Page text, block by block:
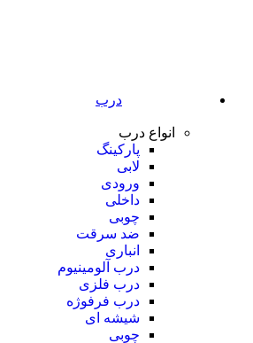
درب
انواع درب
پارکینگ
لابی
ورودی
داخلی
چوبی
ضد سرقت
انباری
درب آلومینیوم
درب فلزی
درب فرفوژه
شیشه ای
چوبی